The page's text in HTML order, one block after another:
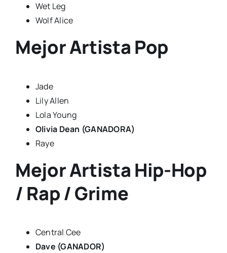
Wet Leg
Wolf Alice
Mejor Artista Pop
Jade
Lily Allen
Lola Young
Olivia Dean (GANADORA)
Raye
Mejor Artista Hip-Hop
/ Rap / Grime
Central Cee
Dave (GANADOR)